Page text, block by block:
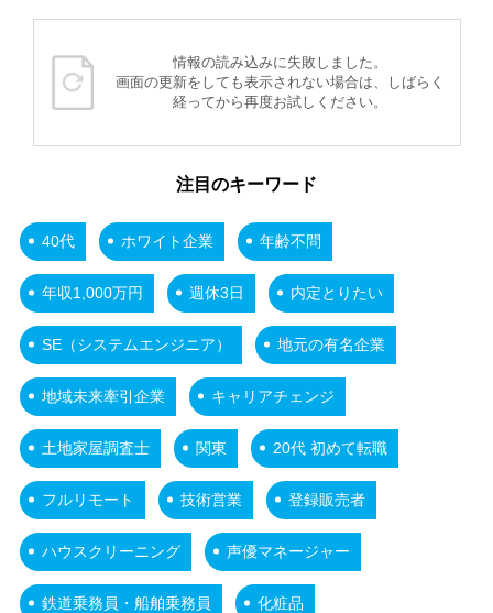
情報の読み込みに失敗しました。
画面の更新をしても表示されない場合は、しばらく
経ってから再度お試しください。
注目のキーワード
40代 ホワイト企業 年齢不問
年収1,000万円 週休3日 内定とりたい
SE（システムエンジニア） 地元の有名企業
地域未来牽引企業 キャリアチェンジ
土地家屋調査士 関東 20代 初めて転職
フルリモート 技術営業 登録販売者
ハウスクリーニング 声優マネージャー
鉄道乗務員・船舶乗務員 化粧品